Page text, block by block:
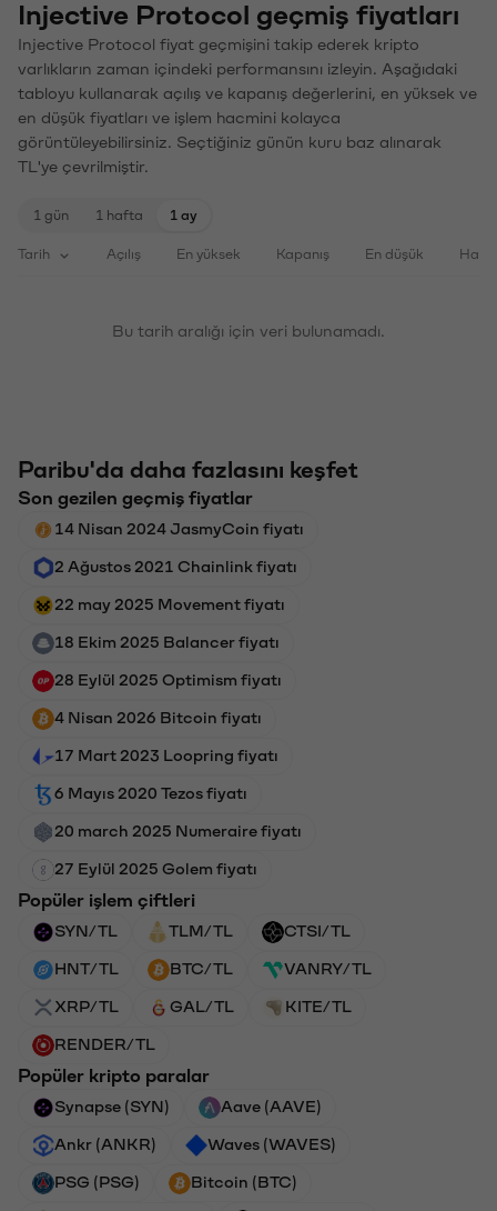
Injective Protocol geçmiş fiyatları
Injective Protocol fiyat geçmişini takip ederek kripto
varlıkların zaman içindeki performansını izleyin. Aşağıdaki
tabloyu kullanarak açılış ve kapanış değerlerini, en yüksek ve
en düşük fiyatları ve işlem hacmini kolayca
görüntüleyebilirsiniz. Seçtiğiniz günün kuru baz alınarak
TL'ye çevrilmiştir.
1 gün 1 hafta 1 ay
Tarih Açılış En yüksek Kapanış En düşük
Bu tarih aralığı için veri bulunamadı.
Paribu'da daha fazlasını keşfet
Son gezilen geçmiş fiyatlar
14 Nisan 2024 JasmyCoin fiyatı
2 Ağustos 2021 Chainlink fiyatı
22 may 2025 Movement fiyatı
18 Ekim 2025 Balancer fiyatı
28 Eylül 2025 Optimism fiyatı
4 Nisan 2026 Bitcoin fiyatı
17 Mart 2023 Loopring fiyatı
6 Mayıs 2020 Tezos fiyatı
20 march 2025 Numeraire fiyatı
27 Eylül 2025 Golem fiyatı
Popüler işlem çiftleri
SYN/TL TLM/TL CTSI/TL
HNT/TL BTC/TL VANRY/TL
XRP/TL GAL/TL KITE/TL
RENDER/TL
Popüler kripto paralar
Synapse (SYN) Aave (AAVE)
Ankr (ANKR) Waves (WAVES)
PSG (PSG) Bitcoin (BTC)